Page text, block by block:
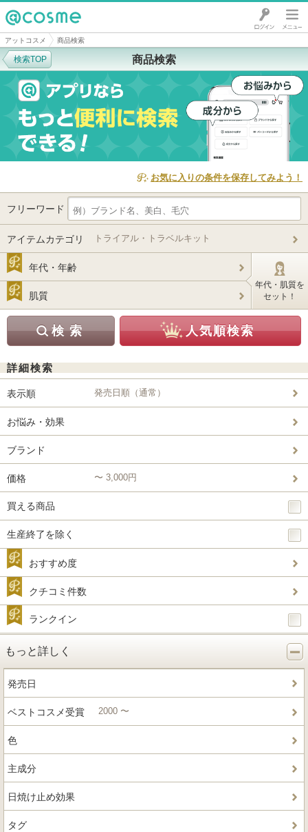
@cosme
アットコスメ 商品検索
商品検索
検索TOP
お気に入りの条件を保存してみよう！
フリーワード
アイテムカテゴリ トライアル・トラベルキット
年代・年齢
肌質
年代・肌質を
セット！
詳細検索
表示順 発売日順（通常）
お悩み・効果
ブランド
価格 〜 3,000円
買える商品
生産終了を除く
おすすめ度
クチコミ件数
ランクイン
もっと詳しく
発売日
ベストコスメ受賞 2000 〜
色
主成分
日焼け止め効果
タグ